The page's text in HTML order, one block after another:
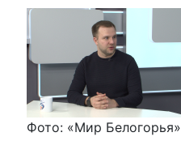
Фото: «Мир Белогорья»